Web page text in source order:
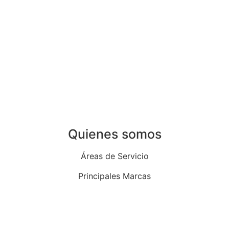
Quienes somos
Áreas de Servicio
Principales Marcas